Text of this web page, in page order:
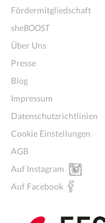
Fördermitgliedschaft
sheBOOST
Über Uns
Presse
Blog
Impressum
Datenschutzrichtlinien
Cookie Einstellungen
AGB
Auf Instagram
Auf Facebook